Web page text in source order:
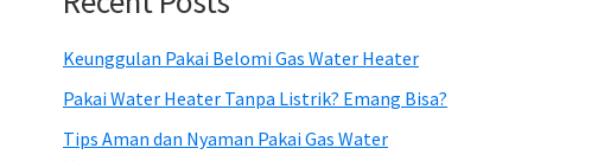
Keunggulan Pakai Belomi Gas Water Heater
Pakai Water Heater Tanpa Listrik? Emang Bisa?
Tips Aman dan Nyaman Pakai Gas Water